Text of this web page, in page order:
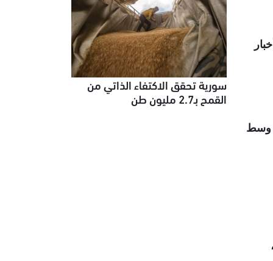
أخبار
فإن تونس تراجعت 47 مرتبة في مؤشر حرية الصحافة بين 2021 و2024، وسط
سورية تحقق الاكتفاء الذاتي من
القمح بـ2.7 مليون طن